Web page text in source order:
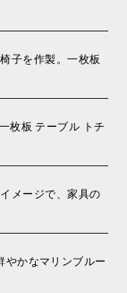
子を作製。一枚板
枚板 テーブル トチ
メージで、家具の
やかなマリンブルー